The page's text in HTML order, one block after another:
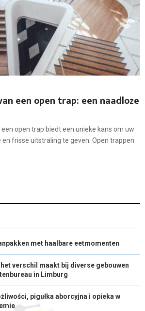
een open trap: een naadloze
open trap biedt een unieke kans om uw
frisse uitstraling te geven. Open trappen
met haalbare eetmomenten
verschil maakt bij diverse gebouwen
in Limburg
pigułka aborcyjna i opieka w